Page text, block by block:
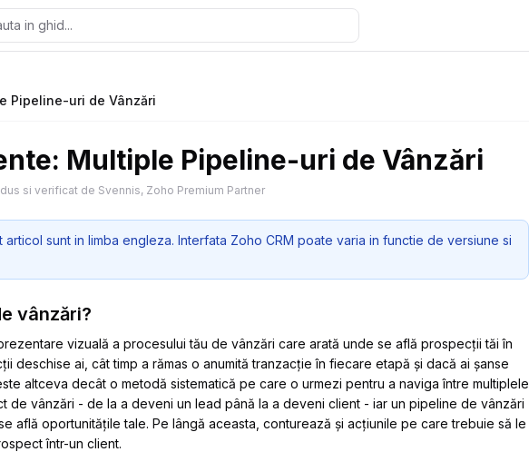
Pipeline-uri de Vânzări
Multiple Pipeline-uri de Vânzări
si verificat de Svennis, Zoho Premium Partner
sunt in limba engleza. Interfata Zoho CRM poate varia in functie de versiune si
vânzări?
vizuală a procesului tău de vânzări care arată unde se află prospecții tăi în
deschise ai, cât timp a rămas o anumită tranzacție în fiecare etapă și dacă ai șanse
altceva decât o metodă sistematică pe care o urmezi pentru a naviga între multiplele
de vânzări - de la a deveni un lead până la a deveni client - iar un pipeline de vânzări
află oportunitățile tale. Pe lângă aceasta, conturează și acțiunile pe care trebuie să le
într-un client.